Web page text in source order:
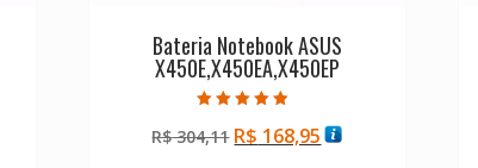
Bateria Notebook ASUS
X450E,X450EA,X450EP
4.50
de 5
R$304,11 O
R$ 168,95O